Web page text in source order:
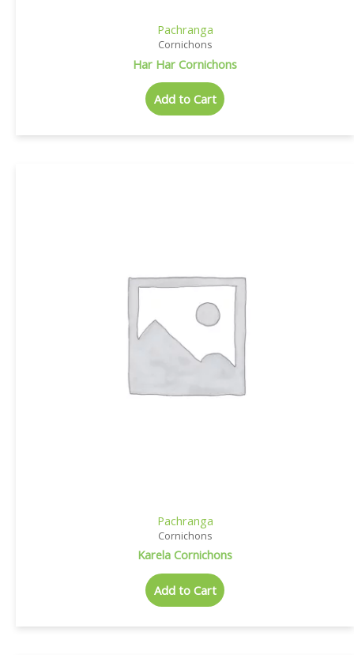
Pachranga
Cornichons
Har Har Cornichons
Add to Cart
Pachranga
Cornichons
Karela Cornichons
Add to Cart